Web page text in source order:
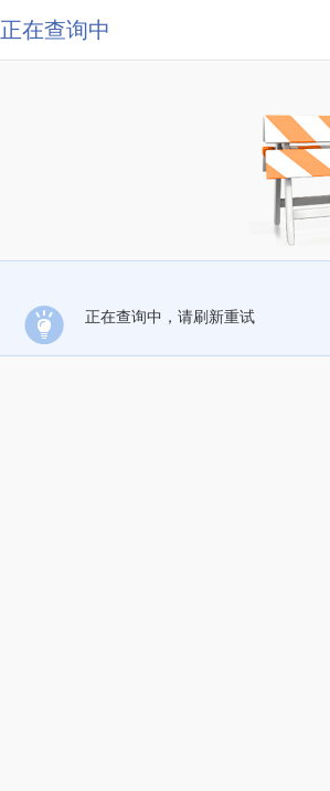
正在查询中
正在查询中，请刷新重试